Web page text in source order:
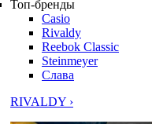
Топ-бренды
Casio
Rivaldy
Reebok Classic
Steinmeyer
Слава
RIVALDY ›